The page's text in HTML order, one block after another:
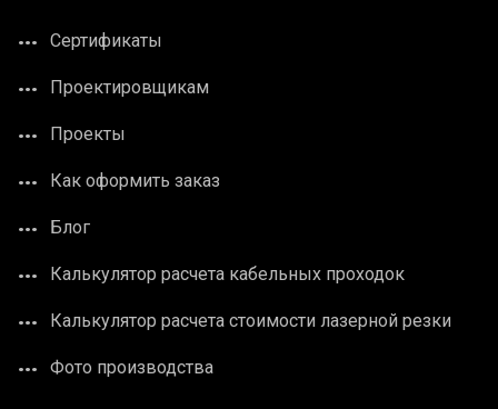
Сертификаты
Проектировщикам
Проекты
Как оформить заказ
Блог
Калькулятор расчета кабельных проходок
Калькулятор расчета стоимости лазерной резки
Фото производства